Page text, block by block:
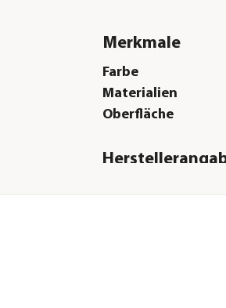
Merkmale
Farbe
Materialien
Oberfläche